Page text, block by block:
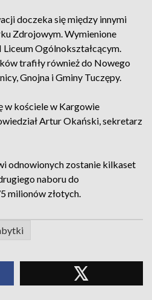
doczeka się między innymi
Zdrojowym. Wymienione
Liceum Ogólnokształcącym.
trafiły również do Nowego
Gnojna i Gminy Tuczępy.
w kościele w Kargowie
Artur Okański, sekretarz
odnowionych zostanie kilkaset
naboru do
milionów złotych.